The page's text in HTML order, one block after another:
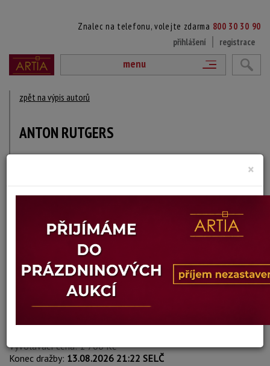
Znalec na telefonu, volejte zdarma 800 30 30 90
přihlášení
registrace
menu
zpět na výpis autorů
ANTON RUTGERS
1880 - 1949
DÍLA V AUKCÍCH
Autor:Anton Rutgers
166. KOTVIŠTĚ
Aktuální cena:1 700 Kč
Vyvolávací cena: 1 700 Kč
Konec dražby: 13.08.2026 21:22 SELČ
×